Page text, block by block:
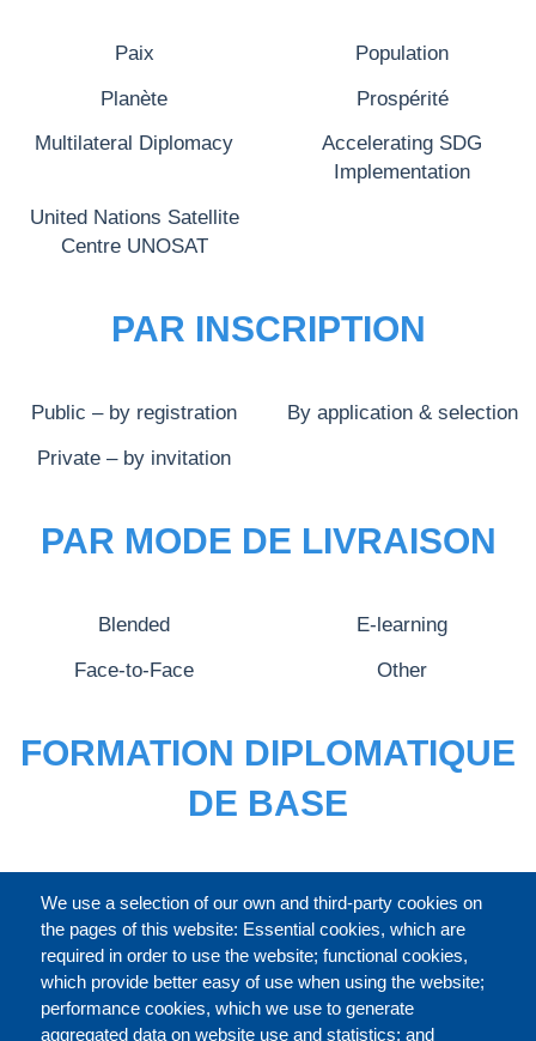
We use a selection of our own and third-party cookies on
the pages of this website: Essential cookies, which are
required in order to use the website; functional cookies,
which provide better easy of use when using the website;
performance cookies, which we use to generate
aggregated data on website use and statistics; and
Paix Population
Planète Prospérité
Multilateral Diplomacy
Accelerating SDG
Implementation
United Nations Satellite
Centre UNOSAT
PAR INSCRIPTION
Public – by registration By application & selection
Private – by invitation
PAR MODE DE LIVRAISON
Blended E-learning
Face-to-Face Other
FORMATION DIPLOMATIQUE
DE BASE
CATALOGUE ENTIER
À PROPOS